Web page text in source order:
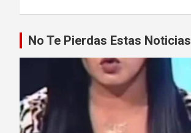
entradas
No Te Pierdas Estas Noticias